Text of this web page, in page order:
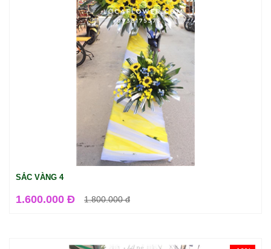
SẮC VÀNG 4
1.600.000 Đ 1.800.000đ